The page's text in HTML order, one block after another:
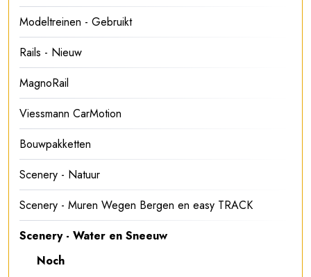
Modeltreinen - Gebruikt
Rails - Nieuw
MagnoRail
Viessmann CarMotion
Bouwpakketten
Scenery - Natuur
Scenery - Muren Wegen Bergen en easy TRACK
Scenery - Water en Sneeuw
Noch